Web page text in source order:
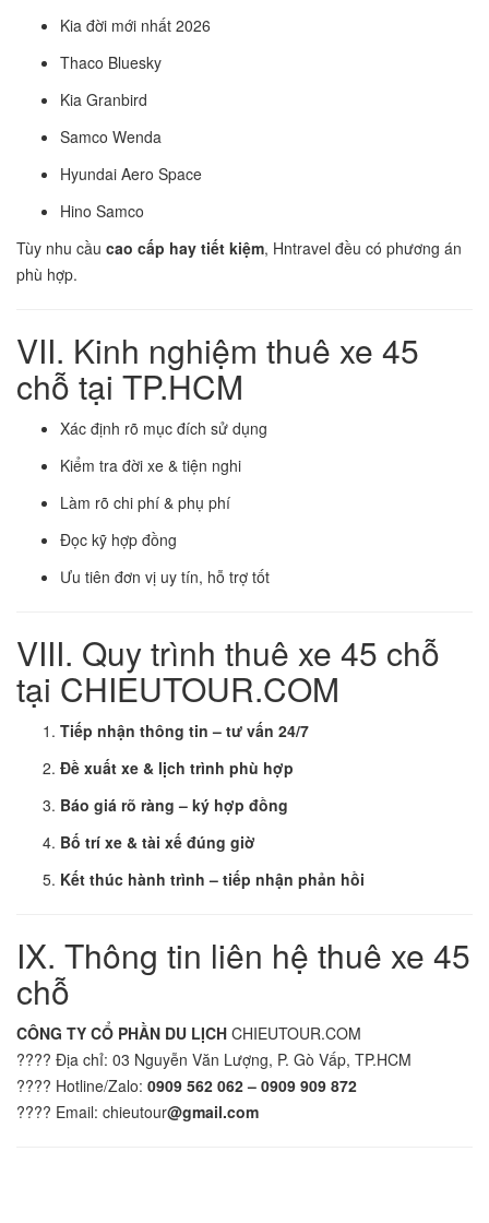
Kia đời mới nhất 2026
Thaco Bluesky
Kia Granbird
Samco Wenda
Hyundai Aero Space
Hino Samco
Tùy nhu cầu cao cấp hay tiết kiệm, Hntravel đều có phương án
phù hợp.
VII. Kinh nghiệm thuê xe 45
chỗ tại TP.HCM
Xác định rõ mục đích sử dụng
Kiểm tra đời xe & tiện nghi
Làm rõ chi phí & phụ phí
Đọc kỹ hợp đồng
Ưu tiên đơn vị uy tín, hỗ trợ tốt
VIII. Quy trình thuê xe 45 chỗ
tại CHIEUTOUR.COM
Tiếp nhận thông tin – tư vấn 24/7
Đề xuất xe & lịch trình phù hợp
Báo giá rõ ràng – ký hợp đồng
Bố trí xe & tài xế đúng giờ
Kết thúc hành trình – tiếp nhận phản hồi
IX. Thông tin liên hệ thuê xe 45
chỗ
CÔNG TY CỔ PHẦN DU LỊCH CHIEUTOUR.COM
???? Địa chỉ: 03 Nguyễn Văn Lượng, P. Gò Vấp, TP.HCM
???? Hotline/Zalo: 0909 562 062 – 0909 909 872
???? Email: chieutour@gmail.com